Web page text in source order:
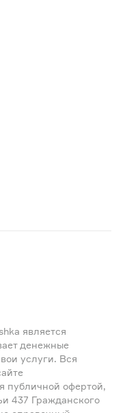
является
денежные
услуги. Вся
публичной офертой,
437 Гражданского